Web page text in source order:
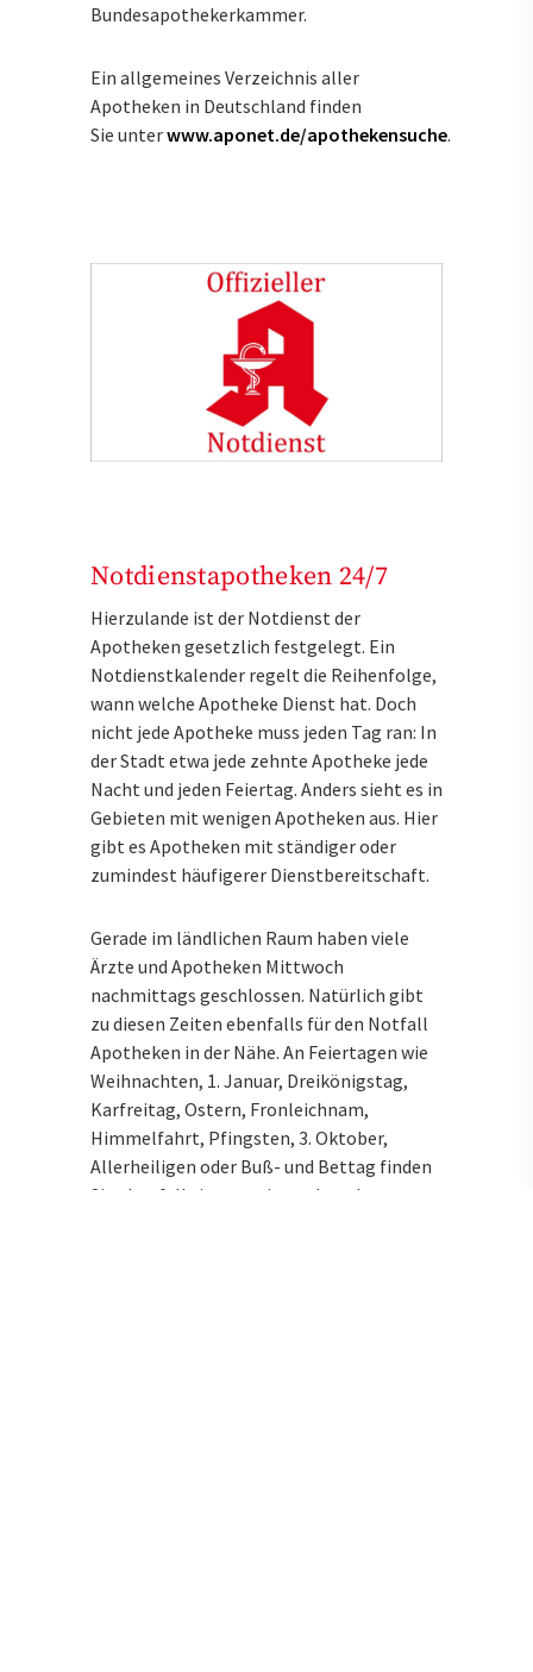
Bundesapothekerkammer.
Ein allgemeines Verzeichnis aller
Apotheken in Deutschland finden
Sie unterwww.aponet.de/apothekensuche.
Notdienstapotheken 24/7
Hierzulande ist der Notdienst der
Apotheken gesetzlich festgelegt. Ein
Notdienstkalender regelt die Reihenfolge,
wann welche Apotheke Dienst hat. Doch
nicht jede Apotheke muss jeden Tag ran: In
der Stadt etwa jede zehnte Apotheke jede
Nacht und jeden Feiertag. Anders sieht es in
Gebieten mit wenigen Apotheken aus. Hier
gibt es Apotheken mit ständiger oder
zumindest häufigerer Dienstbereitschaft.
Gerade im ländlichen Raum haben viele
Ärzte und Apotheken Mittwoch
nachmittags geschlossen. Natürlich gibt
zu diesen Zeiten ebenfalls für den Notfall
Apotheken in der Nähe. An Feiertagen wie
Weihnachten, 1. Januar, Dreikönigstag,
Karfreitag, Ostern, Fronleichnam,
Himmelfahrt, Pfingsten, 3. Oktober,
Allerheiligen oder Buß- und Bettag finden
Sie ebenfalls immer eine nahegelegene